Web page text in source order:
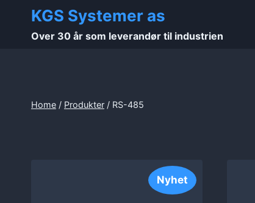
content
KGS Systemer as
Over 30 år som leverandør til industrien
Home / Produkter / RS-485
Nyhet